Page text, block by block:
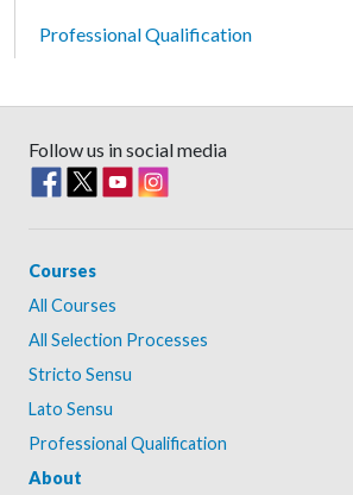
Professional Qualification
Follow us in social media
Courses
All Courses
All Selection Processes
Stricto Sensu
Lato Sensu
Professional Qualification
About